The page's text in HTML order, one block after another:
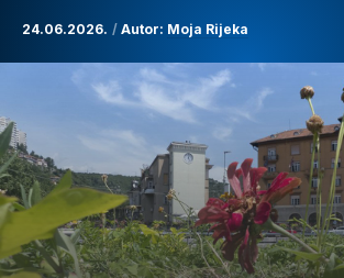
24.06.2026. Autor: Moja Rijeka